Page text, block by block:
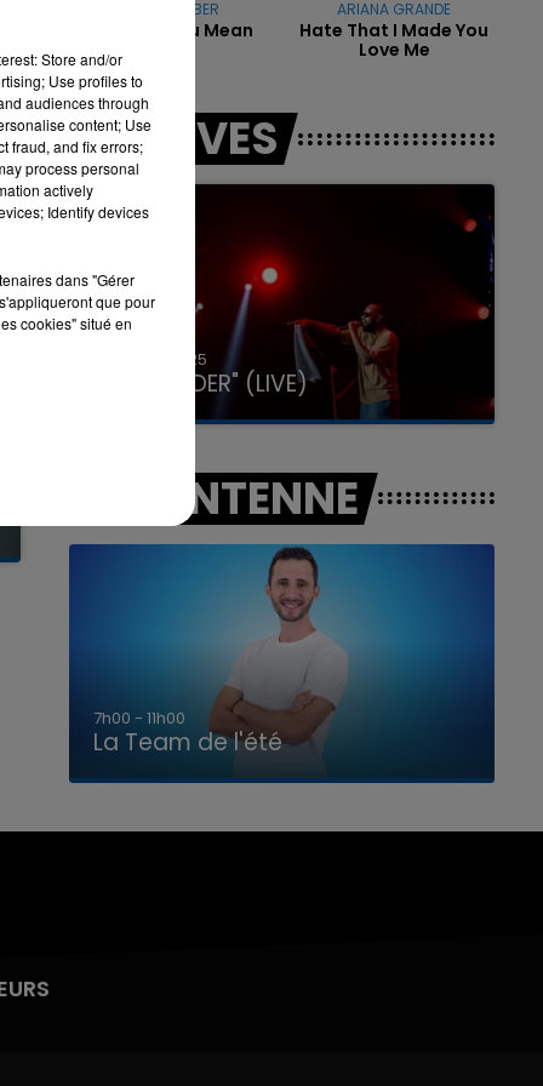
7h00 - 11h00
LA TEAM DE L'ÉTÉ
JUSTIN BIEBER
What Do You Mean
ARIANA GRANDE
Hate That I Made You
Love Me
LES LIVES
31 janvier 2025
GIMS "SPIDER" (LIVE)
A L'ANTENNE
7h00 - 11h00
La Team de l'été
Store and/or
Use profiles to
audiences through
content; Use
fraud, and fix errors;
process personal
actively
Identify devices
dans "Gérer
que pour
cookies" situé en